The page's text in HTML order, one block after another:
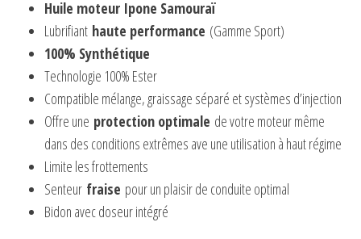
Huile moteur Ipone Samouraï
Lubrifiant haute performance (Gamme Sport)
100% Synthétique
Technologie 100% Ester
Compatible mélange, graissage séparé et systèmes d’injection
Offre une protection optimale de votre moteur même
dans des conditions extrêmes ave une utilisation à haut régime
Limite les frottements
Senteur fraise pour un plaisir de conduite optimal
Bidon avec doseur intégré